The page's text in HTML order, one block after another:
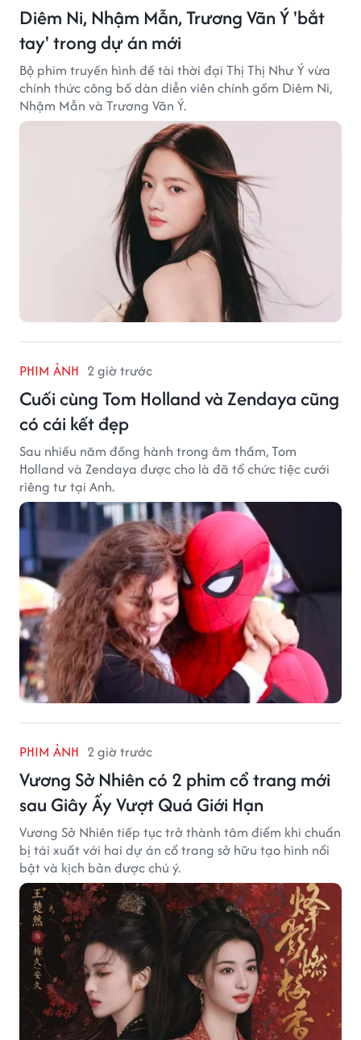
Diêm Ni, Nhậm Mẫn, Trương Vãn Ý 'bắt
tay' trong dự án mới
Bộ phim truyền hình đề tài thời đại Thị Thị Như Ý vừa
chính thức công bố dàn diễn viên chính gồm Diêm Ni,
Nhậm Mẫn và Trương Vãn Ý.
PHIM ẢNH 2 giờ trước
Cuối cùng Tom Holland và Zendaya cũng
có cái kết đẹp
Sau nhiều năm đồng hành trong âm thầm, Tom
Holland và Zendaya được cho là đã tổ chức tiệc cưới
riêng tư tại Anh.
PHIM ẢNH 2 giờ trước
Vương Sở Nhiên có 2 phim cổ trang mới
sau Giây Ấy Vượt Quá Giới Hạn
Vương Sở Nhiên tiếp tục trở thành tâm điểm khi chuẩn
bị tái xuất với hai dự án cổ trang sở hữu tạo hình nổi
bật và kịch bản được chú ý.